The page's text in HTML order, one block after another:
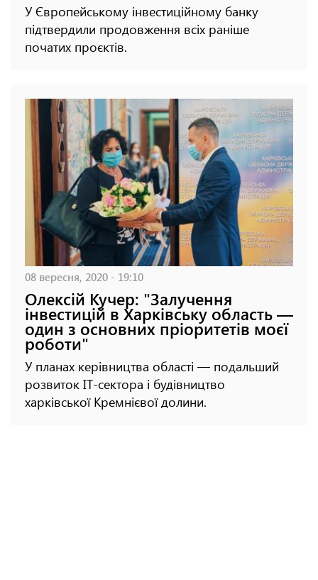
У Європейському інвестиційному банку
підтвердили продовження всіх раніше
початих проєктів.
08 вересня, 2020 - 19:10
Олексій Кучер: "Залучення
інвестицій в Харківську область —
один з основних пріоритетів моєї
роботи"
У планах керівництва області — подальший
розвиток IT-сектора і будівництво
харківської Кремнієвої долини.